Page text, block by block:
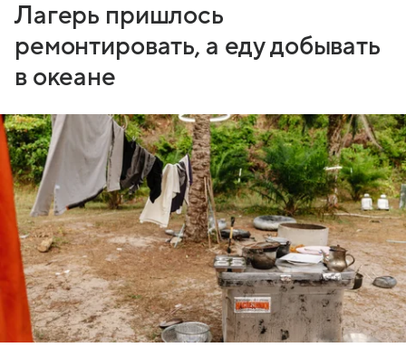
Лагерь пришлось
ремонтировать, а еду добывать
в океане